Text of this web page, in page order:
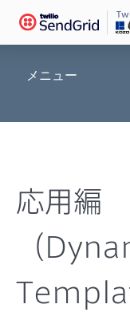
料金
導入事例
お役立ち情報
メニュー
応用編
（